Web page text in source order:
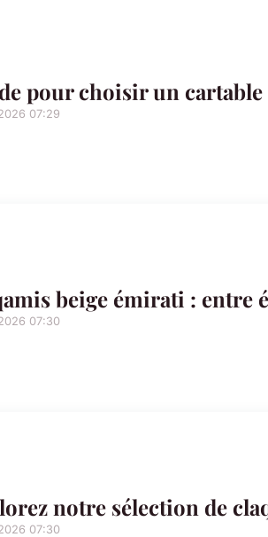
pour choisir un
07:29
beige émirati : entre
07:30
notre sélection de
07:30